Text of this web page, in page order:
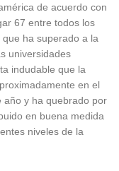
de acuerdo con
67 entre todos los
ha superado a la
universidades
indudable que la
en el
año y ha quebrado por
en buena medida
niveles de la